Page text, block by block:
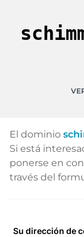
El dominio
Si está
ponerse en
través del